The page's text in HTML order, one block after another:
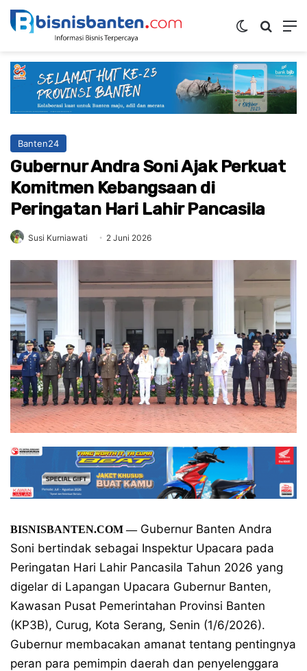
Switch skin
Banten24
Gubernur Andra Soni Ajak Perkuat
Komitmen Kebangsaan di
Peringatan Hari Lahir Pancasila
Susi Kurniawati 2 Juni 2026
BISNISBANTEN.COM—Gubernur Banten Andra
Soni bertindak sebagai Inspektur Upacara pada
Peringatan Hari Lahir Pancasila Tahun 2026 yang
digelar di Lapangan Upacara Gubernur Banten,
Kawasan Pusat Pemerintahan Provinsi Banten
(KP3B), Curug, Kota Serang, Senin (1/6/2026).
Gubernur membacakan amanat tentang pentingnya
peran para pemimpin daerah dan penyelenggara